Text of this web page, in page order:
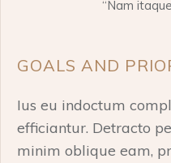
“Nam
GOALS AND
Ius eu indoctum
efficiantur. Detracto
minim oblique eam,